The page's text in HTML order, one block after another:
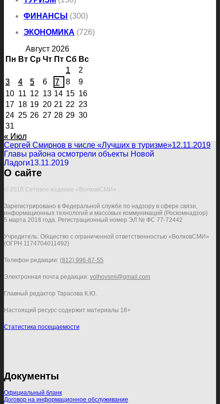
ФИНАНСЫ (300)
ЭКОНОМИКА (726)
Август 2026
Пн Вт Ср Чт Пт Сб Вс
1
2
3
4 5 6 7 8
9
10 11 12 13 14 15 16
17 18 19 20 21 22 23
24 25 26 27 28 29 30
31
« Июл
Сергей Смирнов в числе «Лучших в туризме»12.11.2019
Главы района осмотрели объекты Новой
Ладоги13.11.2019
О сайте
© 2018 Сетевое издание «ВолховСМИ»
Зарегистрировано в Федеральной службе по надзору в сфере связи,
информационных технологий и массовых коммуникаций (Роскомнадзор)
5 марта 2018 года. Регистрационный номер ЭЛ № ФС 77-72442
Учредитель: Общество с ограниченной ответственностью «ВолховСМИ»
(ОГРН 1174704011492)
Телефон редакции: (812) 996-87-55
Электронная почта редакции: volhovsmi@gmail.com
Главный редактор Тарасова К.Ю.
Настоящий ресурс содержит материалы 18+
Статистика посещаемости
Документы
Официальный бланк
Договор на информационное обслуживание